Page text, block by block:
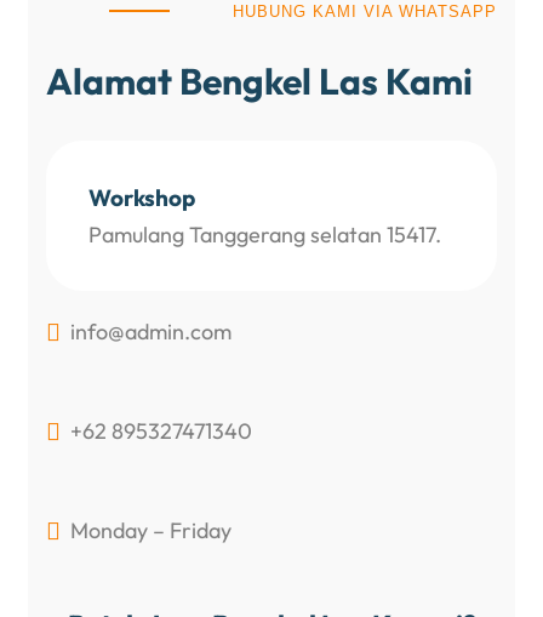
HUBUNG KAMI VIA WHATSAPP
Alamat Bengkel Las Kami
Workshop
Pamulang Tanggerang selatan 15417.
 info@admin.com
 +62 895327471340
 Monday – Friday